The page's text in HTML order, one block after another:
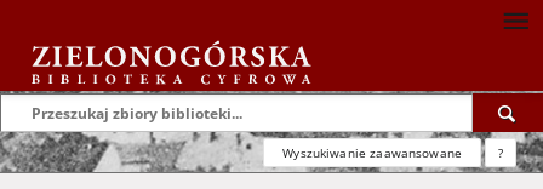
Wyszukiwanie zaawansowane ?